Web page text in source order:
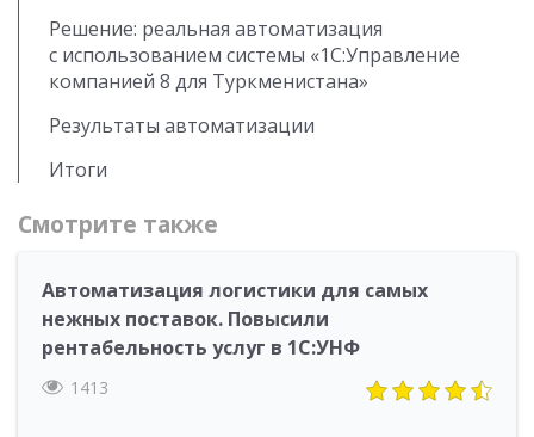
Решение: реальная автоматизация
с использованием системы «1С:Управление
компанией 8 для Туркменистана»
Результаты автоматизации
Итоги
Смотрите также
Автоматизация логистики для самых
нежных поставок. Повысили
рентабельность услуг в 1С:УНФ
1413